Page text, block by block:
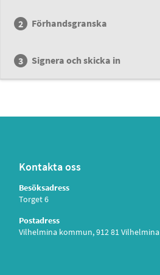
Förhandsgranska
Signera och skicka in
Kontakta oss
Besöksadress
Torget 6
Postadress
Vilhelmina kommun, 912 81 Vilhelmina